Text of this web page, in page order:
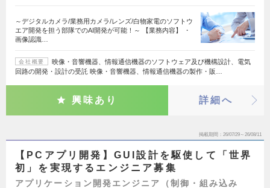
～デジタルカメラ/業務用カメラ/レンズ/白物家電のソフトウ
エア開発を担う部隊でのAI開発が可能！～ 【業務内容】 ・
画像認識…
会社概要
映像・音響機器、情報通信機器のソフトウェア及び機構設計、電気
回路の開発・設計の受託 映像・音響機器、情報通信機器の製作・販…
興味あり 詳細へ
掲載期間 26/07/29～26/08/11
【PCアプリ開発】GUI設計を駆使して「世界
初」を実現するエンジニア募集
アプリケーション開発エンジニア（制御・組み込み